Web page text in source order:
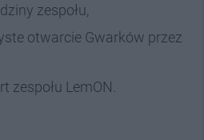
zespołu,
otwarcie Gwarków przez
zespołu LemON.